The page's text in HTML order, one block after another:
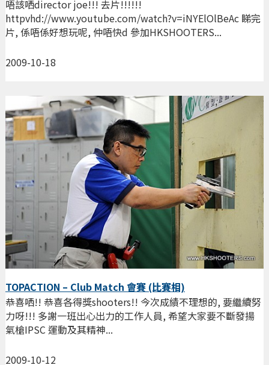
2009-10-18
唔該哂director joe!!! 去片!!!!!!
httpvhd://www.youtube.com/watch?v=iNYElOlBeAc 睇完
片, 係唔係好想玩呢, 仲唔快d 參加HKSHOOTERS...
TOPACTION – Club Match 會賽 (比賽相)
2009-10-12
恭喜哂!! 恭喜各得獎shooters!! 今次成績不理想的, 要繼續努
力呀!!! 多謝一班出心出力的工作人員, 希望大家要不斷發揚
氣槍IPSC 運動及其精神...